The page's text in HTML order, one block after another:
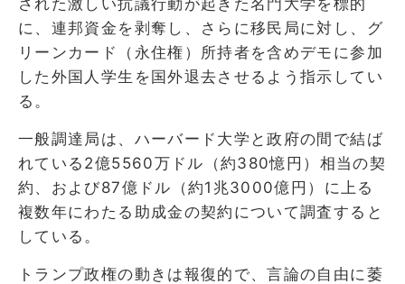
に、連邦資金を剥奪し、さらに移民局に対し、グ
リーンカード（永住権）所持者を含めデモに参加
した外国人学生を国外退去させるよう指示してい
る。
一般調達局は、ハーバード大学と政府の間で結ば
れている2億5560万ドル（約380憶円）相当の契
約、および87億ドル（約1兆3000億円）に上る
複数年にわたる助成金の契約について調査すると
している。
トランプ政権の動きは報復的で、言論の自由に萎